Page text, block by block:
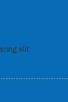
elit.